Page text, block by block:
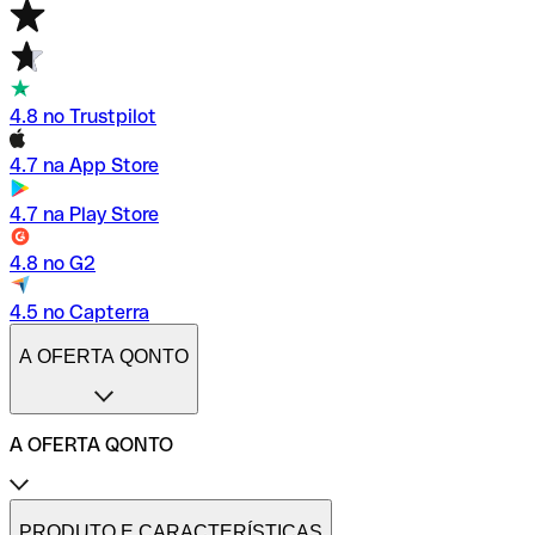
4.8 no Trustpilot
4.7 na App Store
4.7 na Play Store
4.8 no G2
4.5 no Capterra
A OFERTA QONTO
A OFERTA QONTO
Tarifas